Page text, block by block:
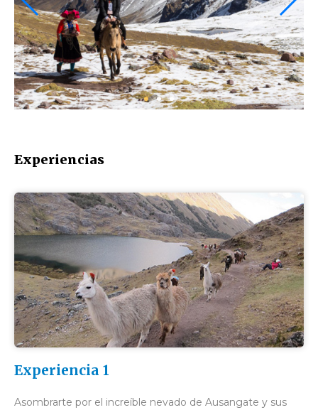
Experiencias
Experiencia 1
Asombrarte por el increíble nevado de Ausangate y sus